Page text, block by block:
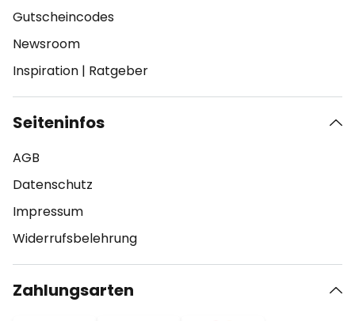
Gutscheincodes
Newsroom
Inspiration | Ratgeber
Seiteninfos
AGB
Datenschutz
Impressum
Widerrufsbelehrung
Zahlungsarten